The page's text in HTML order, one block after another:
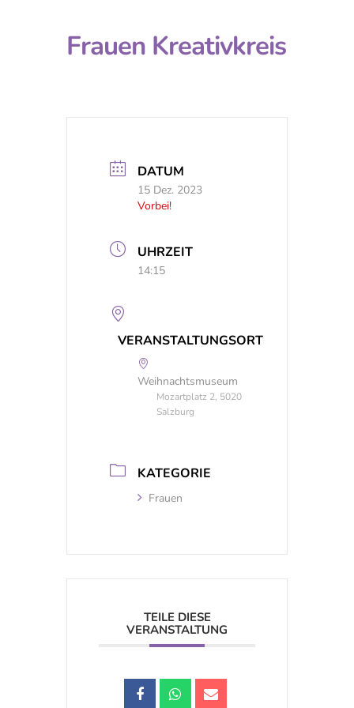
Frauen Kreativkreis
DATUM
15 Dez. 2023
Vorbei!
UHRZEIT
14:15
VERANSTALTUNGSORT
Weihnachtsmuseum
Mozartplatz 2, 5020
Salzburg
KATEGORIE
Frauen
TEILE DIESE
VERANSTALTUNG